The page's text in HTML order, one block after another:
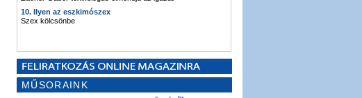
10. Ilyen az eszkimószex
Szex kölcsönbe
MŰSORAINK